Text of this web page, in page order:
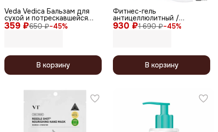
359 ₽650 ₽−45%
Veda Vedica Бальзам для
сухой и потрескавшейся
кожи СОФТ
В корзину
930 ₽1 690 ₽−45%
Фитнес-гель
антицеллюлитный /
Liposculpt Cold Gel, 200 мл
В корзину